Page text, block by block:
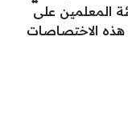
المعلمين على
الاختصاصات